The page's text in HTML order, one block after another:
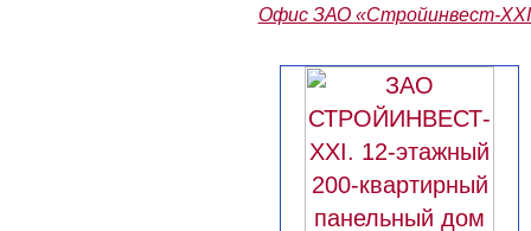
Офис ЗАО «Стройинвест-